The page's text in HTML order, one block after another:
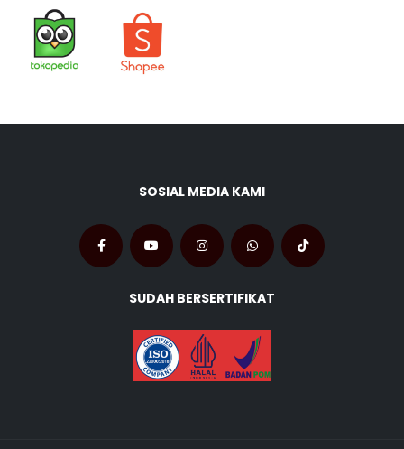
SOSIAL MEDIA KAMI
SUDAH BERSERTIFIKAT